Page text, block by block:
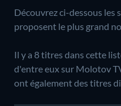
Découvrez ci-dessous les
proposent le plus grand
Il y a 8 titres dans cette
d'entre eux sur Molotov
ont également des titres